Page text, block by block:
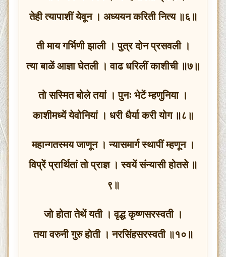
तेही त्यापाशीं येवून । अध्ययन करिती नित्य ॥६॥
ती माय गर्भिणी झाली । पुत्र दोन प्रसवली ।
त्या बाळें आज्ञा घेतली । वाढ धरिलीं काशीची ॥७॥
तो सस्मित बोले तयां । पुनः भेटें म्हणुनिया ।
काशीमध्यें येवोनियां । धरी धैर्या करी योग ॥८॥
महान्गतस्मय जाणून । न्यासमार्ग स्थापीं म्हणून ।
विप्रें प्रार्थितां तो प्राज्ञ । स्वयें संन्यासी होतसे ॥
९॥
जो होता तेथें यती । वृद्ध कृष्णसरस्वती ।
तया वरुनी गुरु होती । नरसिंहसरस्वती ॥१०॥